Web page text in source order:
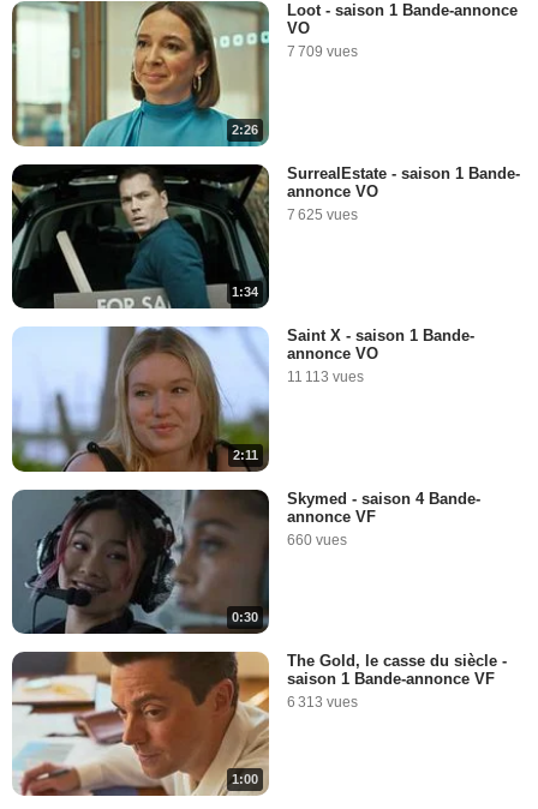
2:26
Loot - saison 1 Bande-annonce
VO
7 709 vues
1:34
SurrealEstate - saison 1 Bande-
annonce VO
7 625 vues
2:11
Saint X - saison 1 Bande-
annonce VO
11 113 vues
0:30
Skymed - saison 4 Bande-
annonce VF
660 vues
1:00
The Gold, le casse du siècle -
saison 1 Bande-annonce VF
6 313 vues